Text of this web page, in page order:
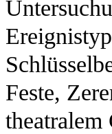
Feste,
theatralem